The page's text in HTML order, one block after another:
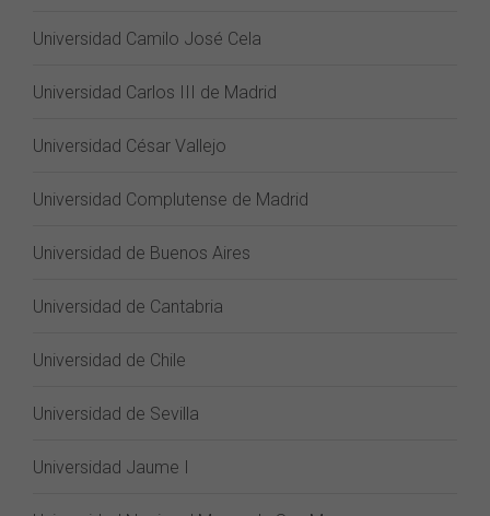
Universidad Camilo José Cela
Universidad Carlos III de Madrid
Universidad César Vallejo
Universidad Complutense de Madrid
Universidad de Buenos Aires
Universidad de Cantabria
Universidad de Chile
Universidad de Sevilla
Universidad Jaume I